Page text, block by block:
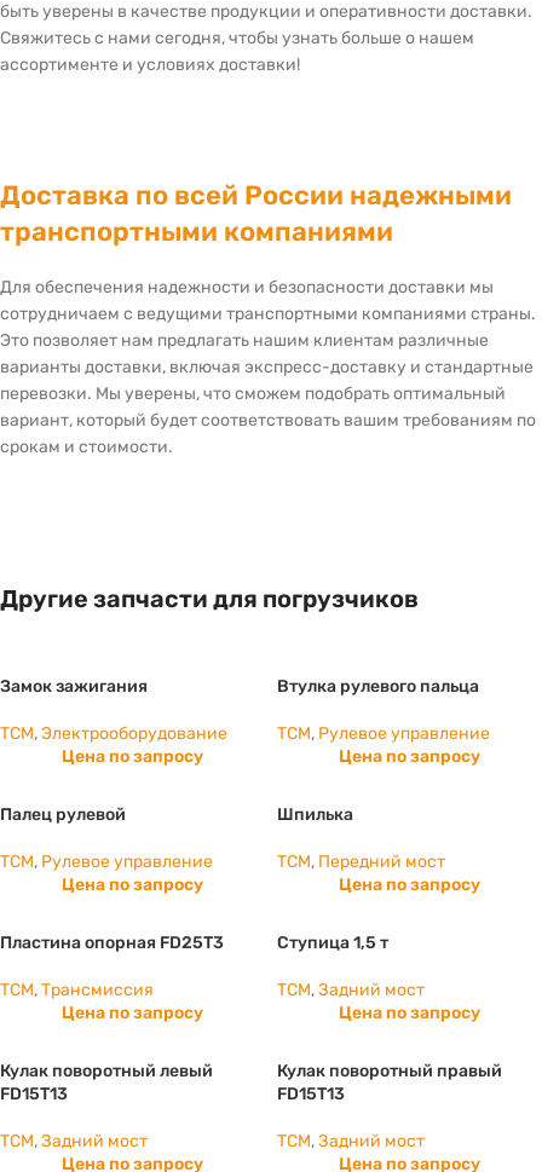
быть уверены в качестве продукции и оперативности доставки.
Свяжитесь с нами сегодня, чтобы узнать больше о нашем
ассортименте и условиях доставки!
Доставка по всей России надежными
транспортными компаниями
Для обеспечения надежности и безопасности доставки мы
сотрудничаем с ведущими транспортными компаниями страны.
Это позволяет нам предлагать нашим клиентам различные
варианты доставки, включая экспресс-доставку и стандартные
перевозки. Мы уверены, что сможем подобрать оптимальный
вариант, который будет соответствовать вашим требованиям по
срокам и стоимости.
Другие запчасти для погрузчиков
Замок зажигания
TCM,Электрооборудование
Цена по запросу
Втулка рулевого пальца
TCM, Рулевое управление
Цена по запросу
Палец рулевой
TCM, Рулевое управление
Цена по запросу
Шпилька
TCM, Передний мост
Цена по запросу
Пластина опорная FD25T3
TCM,Трансмиссия
Цена по запросу
Ступица 1,5 т
TCM,Задний мост
Цена по запросу
Кулак поворотный левый
FD15T13
TCM,Задний мост
Цена по запросу
Кулак поворотный правый
FD15T13
TCM,Задний мост
Цена по запросу